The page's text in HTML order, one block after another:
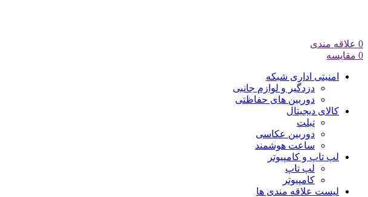
0 علاقه مندی
0 مقایسه
امنیتی اداری شبکه
دزدگیر و لوازم جانبی
دوربین های حفاظتی
کالای دیجیتال
تبلت
دوربین عکاسی
ساعت هوشمند
لپ تاپ و کامپیوتر
لپ تاپ
کامپیوتر
لیست علاقه مندی ها